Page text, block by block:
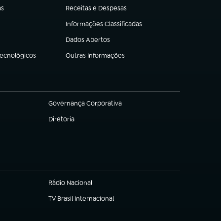
Receitas e Despesas
(abre em nova aba)
Informações Classificadas
(abre em nova aba)
Dados Abertos
(abre em nova aba)
Outras Informações
(abre em nova aba)
Governança Corporativa
(abre em nova aba)
Diretoria
(abre em nova aba)
Rádio Nacional
TV Brasil Internacional
(abre em nova aba)